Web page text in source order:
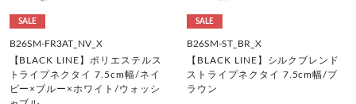
SALE
B26SM-FR3AT_NV_X
【BLACK LINE】ポリエステルス
トライプネクタイ 7.5cm幅/ネイ
ビー×ブルー×ホワイト/ウォッシ
SALE
B26SM-ST_BR_X
【BLACK LINE】シルクブレンド
ストライプネクタイ 7.5cm幅/ブ
ラウン